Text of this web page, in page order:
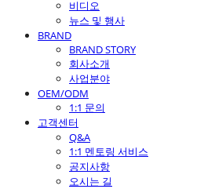
비디오
뉴스 및 행사
BRAND
BRAND STORY
회사소개
사업분야
OEM/ODM
1:1 문의
고객센터
Q&A
1:1 멘토링 서비스
공지사항
오시는 길